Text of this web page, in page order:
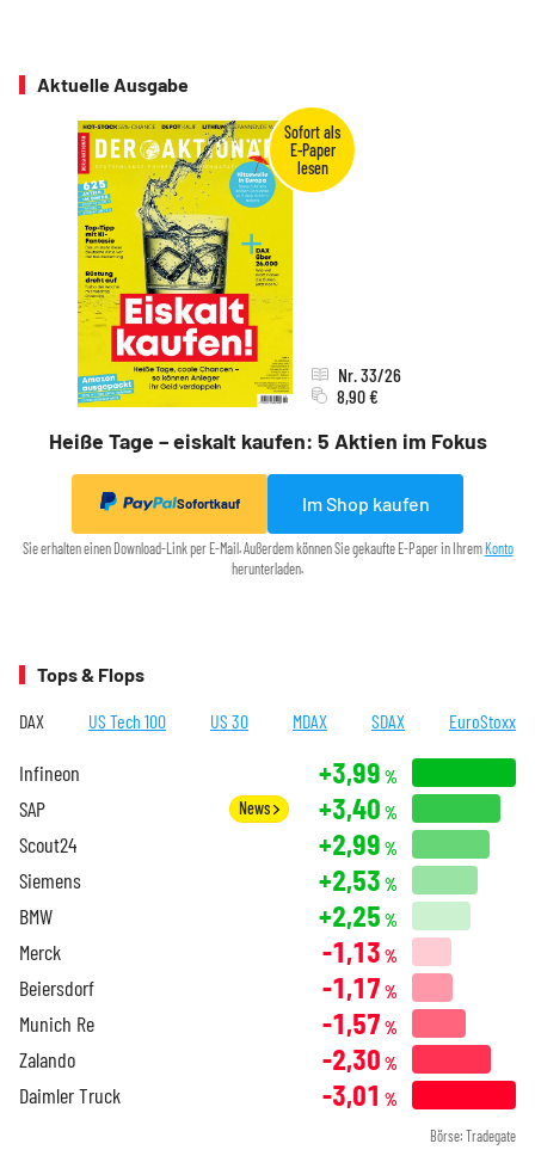
Aktuelle Ausgabe
Heiße Tage – eiskalt kaufen: 5 Aktien im Fokus
Nr. 33/26
8,90 €
Sofortkauf Im Shop kaufen
Sie erhalten einen Download-Link per E-Mail. Außerdem können Sie gekaufte E-Paper in Ihrem Konto
herunterladen.
Tops & Flops
DAX US Tech 100 US 30 MDAX SDAX EuroStoxx
Infineon +3,99 %
SAP News +3,40 %
Scout24 +2,99 %
Siemens +2,53 %
BMW +2,25 %
Merck -1,13 %
Beiersdorf -1,17 %
Munich Re -1,57 %
Zalando -2,30 %
Daimler Truck -3,01 %
Börse: Tradegate